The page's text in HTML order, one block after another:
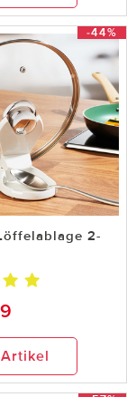
-44%
2-